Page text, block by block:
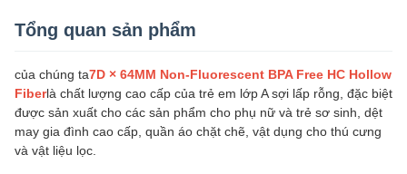
Tổng quan sản phẩm
của chúng ta7D × 64MM Non-Fluorescent BPA Free HC Hollow
Fiberlà chất lượng cao cấp của trẻ em lớp A sợi lấp rỗng, đặc biệt
được sản xuất cho các sản phẩm cho phụ nữ và trẻ sơ sinh, dệt
may gia đình cao cấp, quần áo chặt chẽ, vật dụng cho thú cưng
và vật liệu lọc.